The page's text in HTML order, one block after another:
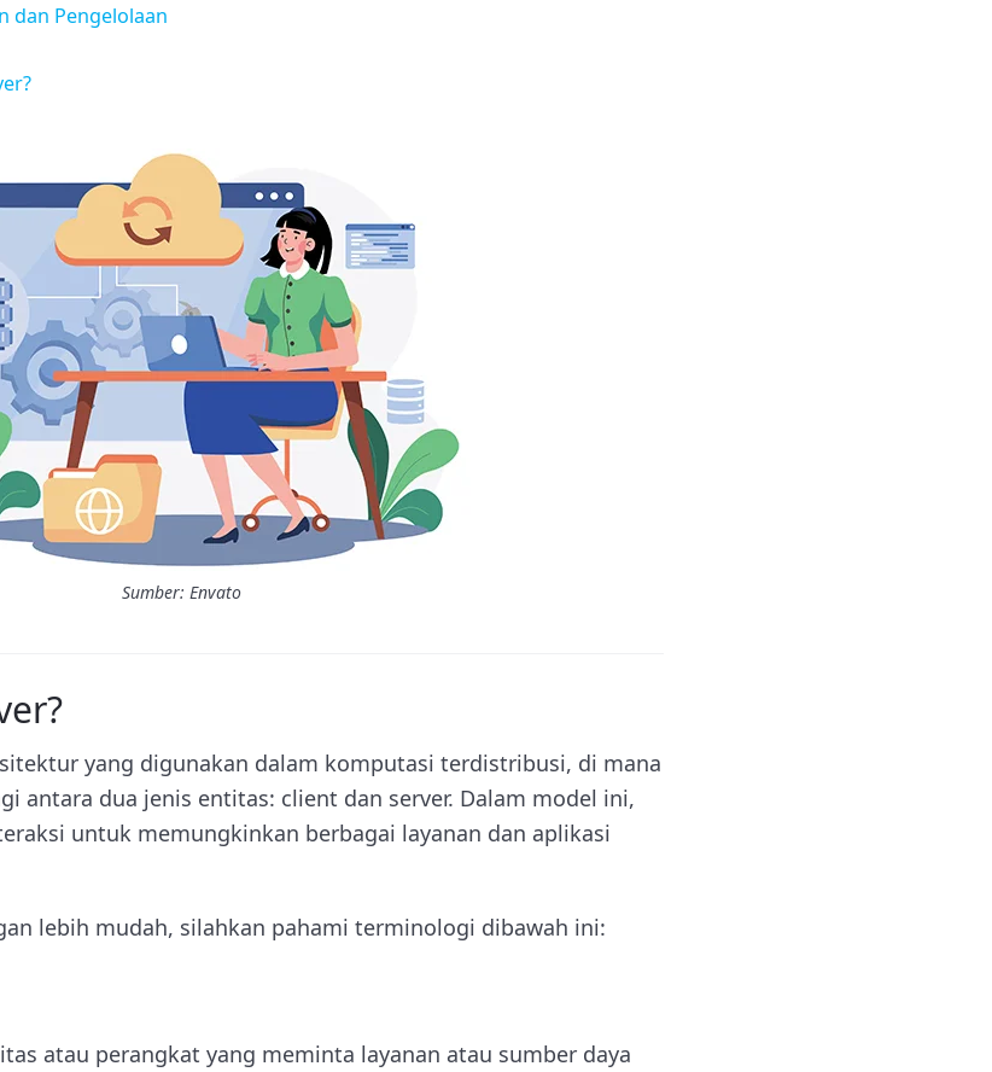
dan Pengelolaan
Sumber: Envato
yang digunakan dalam komputasi terdistribusi, di mana
antara dua jenis entitas: client dan server. Dalam model ini,
untuk memungkinkan berbagai layanan dan aplikasi
lebih mudah, silahkan pahami terminologi dibawah ini:
atau perangkat yang meminta layanan atau sumber daya